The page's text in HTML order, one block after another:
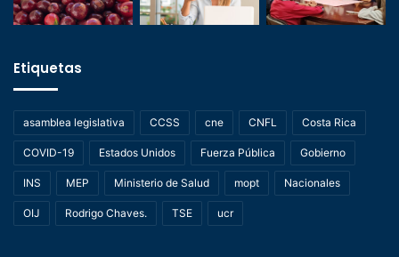
Etiquetas
asamblea legislativa CCSS cne CNFL Costa Rica
COVID-19 Estados Unidos Fuerza Pública Gobierno
INS MEP Ministerio de Salud mopt Nacionales
OIJ Rodrigo Chaves. TSE ucr